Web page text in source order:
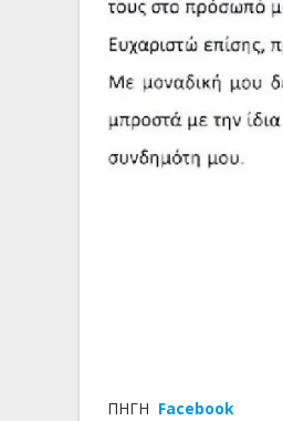
ΠΗΓΗ Facebook